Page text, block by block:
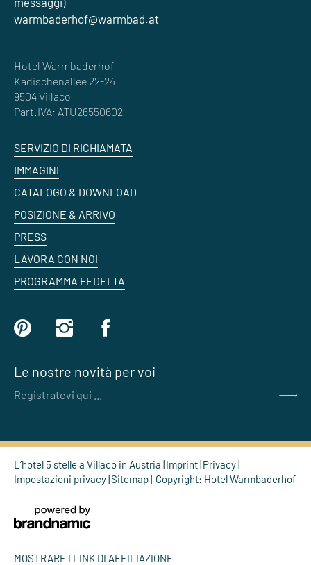
warmbaderhof@warmbad.at
Hotel Warmbaderhof
Kadischenallee 22-24
9504 Villaco
Part.IVA: ATU26550602
SERVIZIO DI RICHIAMATA
IMMAGINI
CATALOGO & DOWNLOAD
POSIZIONE & ARRIVO
PRESS
LAVORA CON NOI
PROGRAMMA FEDELTA
Le nostre novità per voi
Registratevi qui ...
L’hotel 5 stelle a Villaco in Austria Imprint Privacy
Impostazioni privacy Sitemap Copyright: Hotel Warmbaderhof
MOSTRARE I LINK DI AFFILIAZIONE